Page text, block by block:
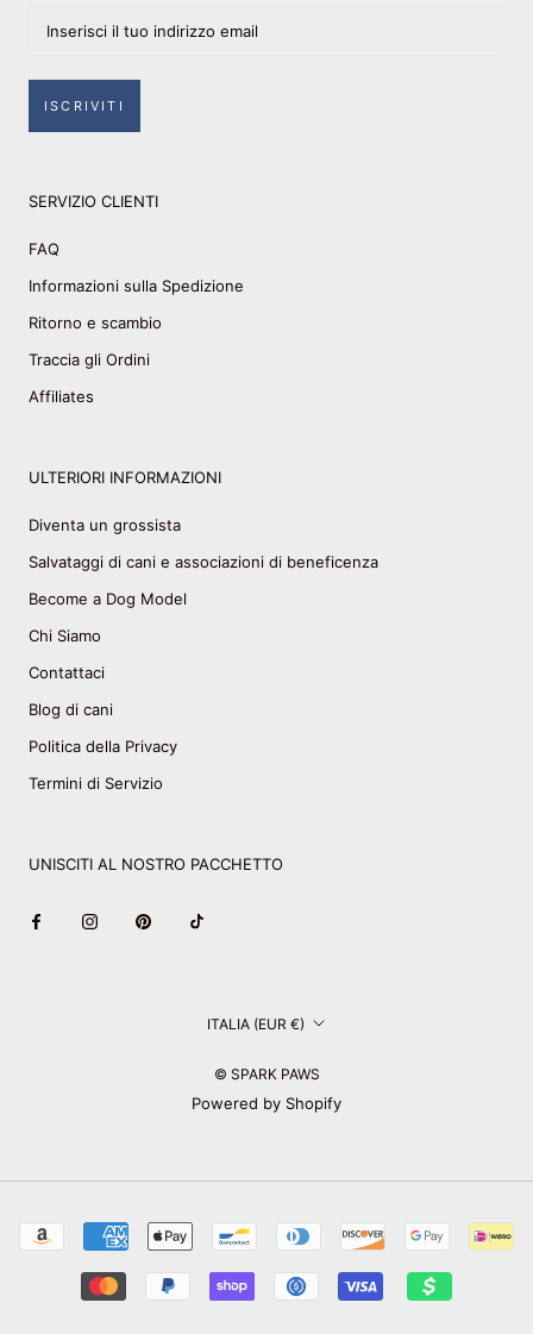
ISCRIVITI
SERVIZIO CLIENTI
FAQ
Informazioni sulla Spedizione
Ritorno e scambio
Traccia gli Ordini
Affiliates
ULTERIORI INFORMAZIONI
Diventa un grossista
Salvataggi di cani e associazioni di beneficenza
Become a Dog Model
Chi Siamo
Contattaci
Blog di cani
Politica della Privacy
Termini di Servizio
UNISCITI AL NOSTRO PACCHETTO
Paese/AreaITALIA (EUR €)
© SPARK PAWS
Powered by Shopify